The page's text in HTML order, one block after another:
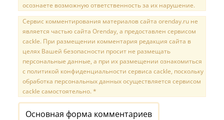
осознаете возможную ответственность за их нарушение.
Сервис комментирования материалов сайта orenday.ru не
является частью сайта Orenday, а предоставлен сервисом
cackle. При размещении комментария редакция сайта в
целях Вашей безопасности просит не размещать
персональные данные, а при их размещении ознакомиться
с политикой конфиденциальности сервиса cackle, поскольку
обработка персональных данных осуществляется сервисом
cackle самостоятельно. *
Основная форма комментариев